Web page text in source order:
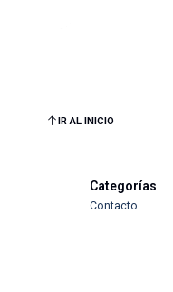
IR AL INICIO
Categorías
Contacto